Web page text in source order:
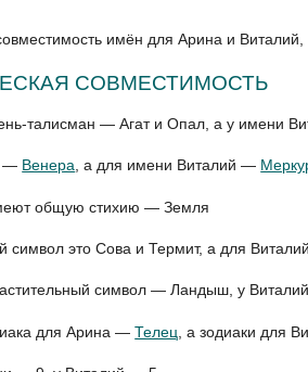
имён для Арина и
СОВМЕСТИМОСТЬ
талисман — Агат и Опал, а у имени
— Венера , а для имени Виталий —
общую стихию — Земля
символ это Сова и Термит, а для
символ — Ландыш, у
для Арина —Телец , а зодиаки для